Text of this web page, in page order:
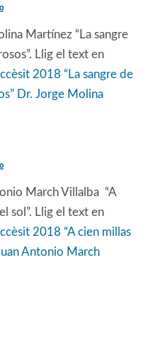
Martínez “La sangre
Llig el text en
2018 “La sangre de
Dr. Jorge Molina
March Villalba “A
sol”. Llig el text en
2018 “A cien millas
Antonio March